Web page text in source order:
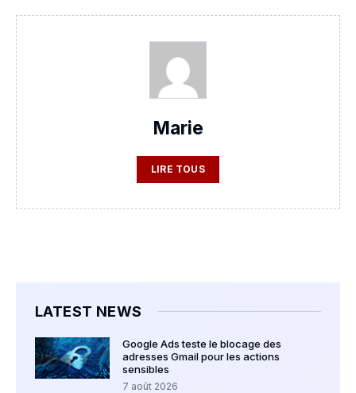
Marie
LIRE TOUS
LATEST NEWS
Google Ads teste le blocage des
adresses Gmail pour les actions
sensibles
7 août 2026